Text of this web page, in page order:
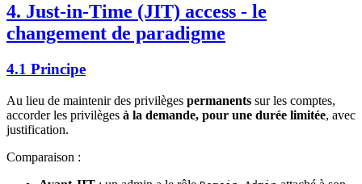
4. Just-in-Time (JIT) access - le
changement de paradigme
4.1 Principe
Au lieu de maintenir des privilèges permanents sur les comptes,
accorder les privilèges à la demande, pour une durée limitée, avec
justification.
Comparaison :